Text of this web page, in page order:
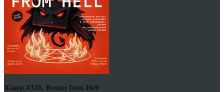
Хакер #326. Router from Hell